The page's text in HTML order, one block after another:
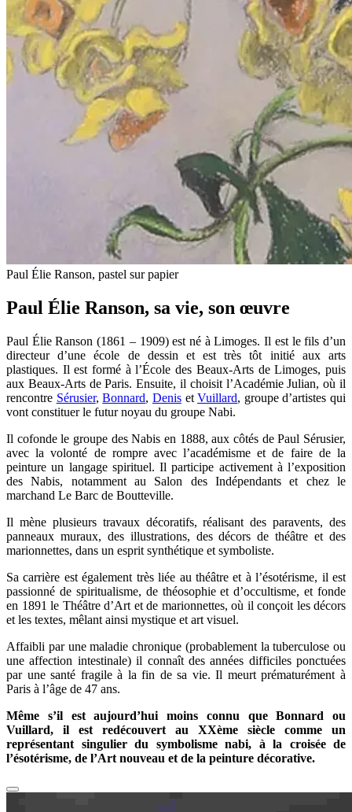
Paul Élie Ranson, pastel sur papier
Paul Élie Ranson, sa vie, son œuvre
Paul Élie Ranson (1861 – 1909) est né à Limoges. Il est le fils d’un
directeur d’une école de dessin et est très tôt initié aux arts
plastiques. Il est formé à l’École des Beaux-Arts de Limoges, puis
aux Beaux-Arts de Paris. Ensuite, il choisit l’Académie Julian, où il
rencontre Sérusier,Bonnard, DenisetVuillard, groupe d’artistes qui
vont constituer le futur noyau du groupe Nabi.
Il cofonde le groupe des Nabis en 1888, aux côtés de Paul Sérusier,
avec la volonté de rompre avec l’académisme et de faire de la
peinture un langage spirituel. Il participe activement à l’exposition
des Nabis, notamment au Salon des Indépendants et chez le
marchand Le Barc de Boutteville.
Il mène plusieurs travaux décoratifs, réalisant des paravents, des
panneaux muraux, des illustrations, des décors de théâtre et des
marionnettes, dans un esprit synthétique et symboliste.
Sa carrière est également très liée au théâtre et à l’ésotérisme, il est
passionné de spiritualisme, de théosophie et d’occultisme, et fonde
en 1891 le Théâtre d’Art et de marionnettes, où il conçoit les décors
et les textes, mêlant ainsi mystique et art visuel.
Affaibli par une maladie chronique (probablement la tuberculose ou
une affection intestinale) il connaît des années difficiles ponctuées
par une santé fragile à la fin de sa vie. Il meurt prématurément à
Paris à l’âge de 47 ans.
Même s’il est aujourd’hui moins connu que Bonnard ou
Vuillard, il est redécouvert au XXème siècle comme un
représentant singulier du symbolisme nabi, à la croisée de
l’ésotérisme, de l’Art nouveau et de la peinture décorative.